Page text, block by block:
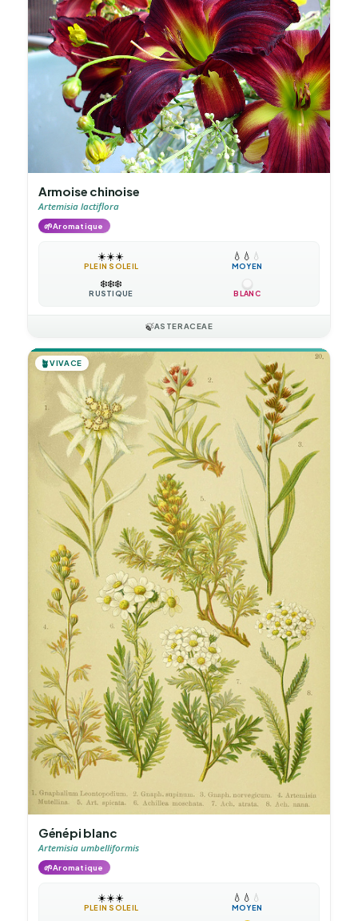
Armoise chinoise
Artemisia lactiflora
🌱Aromatique
☀️☀️☀️
PLEIN SOLEIL
💧 💧 💧
MOYEN
❄️❄️❄️
RUSTIQUE BLANC
🍃ASTERACEAE
🪴VIVACE
Génépi blanc
Artemisia umbelliformis
🌱Aromatique
☀️☀️☀️
PLEIN SOLEIL
💧 💧 💧
MOYEN